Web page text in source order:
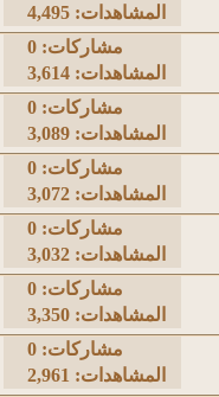
المشاهدات: 4,495
مشاركات: 0
المشاهدات: 3,614
مشاركات: 0
المشاهدات: 3,089
مشاركات: 0
المشاهدات: 3,072
مشاركات: 0
المشاهدات: 3,032
مشاركات: 0
المشاهدات: 3,350
مشاركات: 0
المشاهدات: 2,961